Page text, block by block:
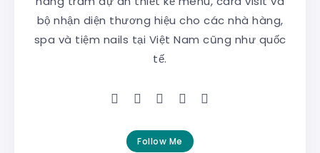
bộ nhận diện thương hiệu cho các nhà hàng,
spa và tiệm nails tại Việt Nam cũng như quốc
tế.
Follow Me